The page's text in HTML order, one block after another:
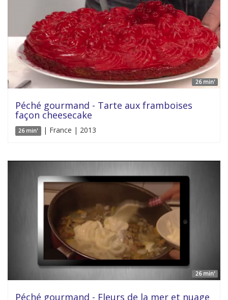
26 min'
Péché gourmand - Tarte aux framboises
façon cheesecake
26 min' | France | 2013
26 min'
Péché gourmand - Fleurs de la mer et nuage